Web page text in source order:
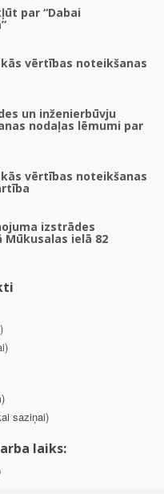
par “Dabai
vērtības noteikšanas
un inženierbūvju
nodaļas lēmumi par
vērtības noteikšanas
izstrādes
Mūkusalas ielā 82
saziņai)
laiks: